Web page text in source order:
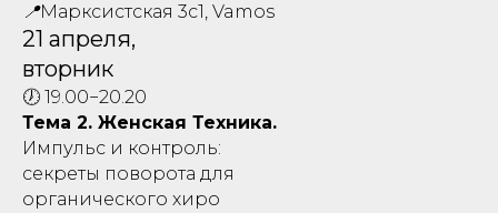
📍Марксистская 3с1, Vamos
21 апреля,
вторник
🕖 19.00−20.20
Тема 2. Женская Техника.
Импульс и контроль:
секреты поворота для
органического хиро